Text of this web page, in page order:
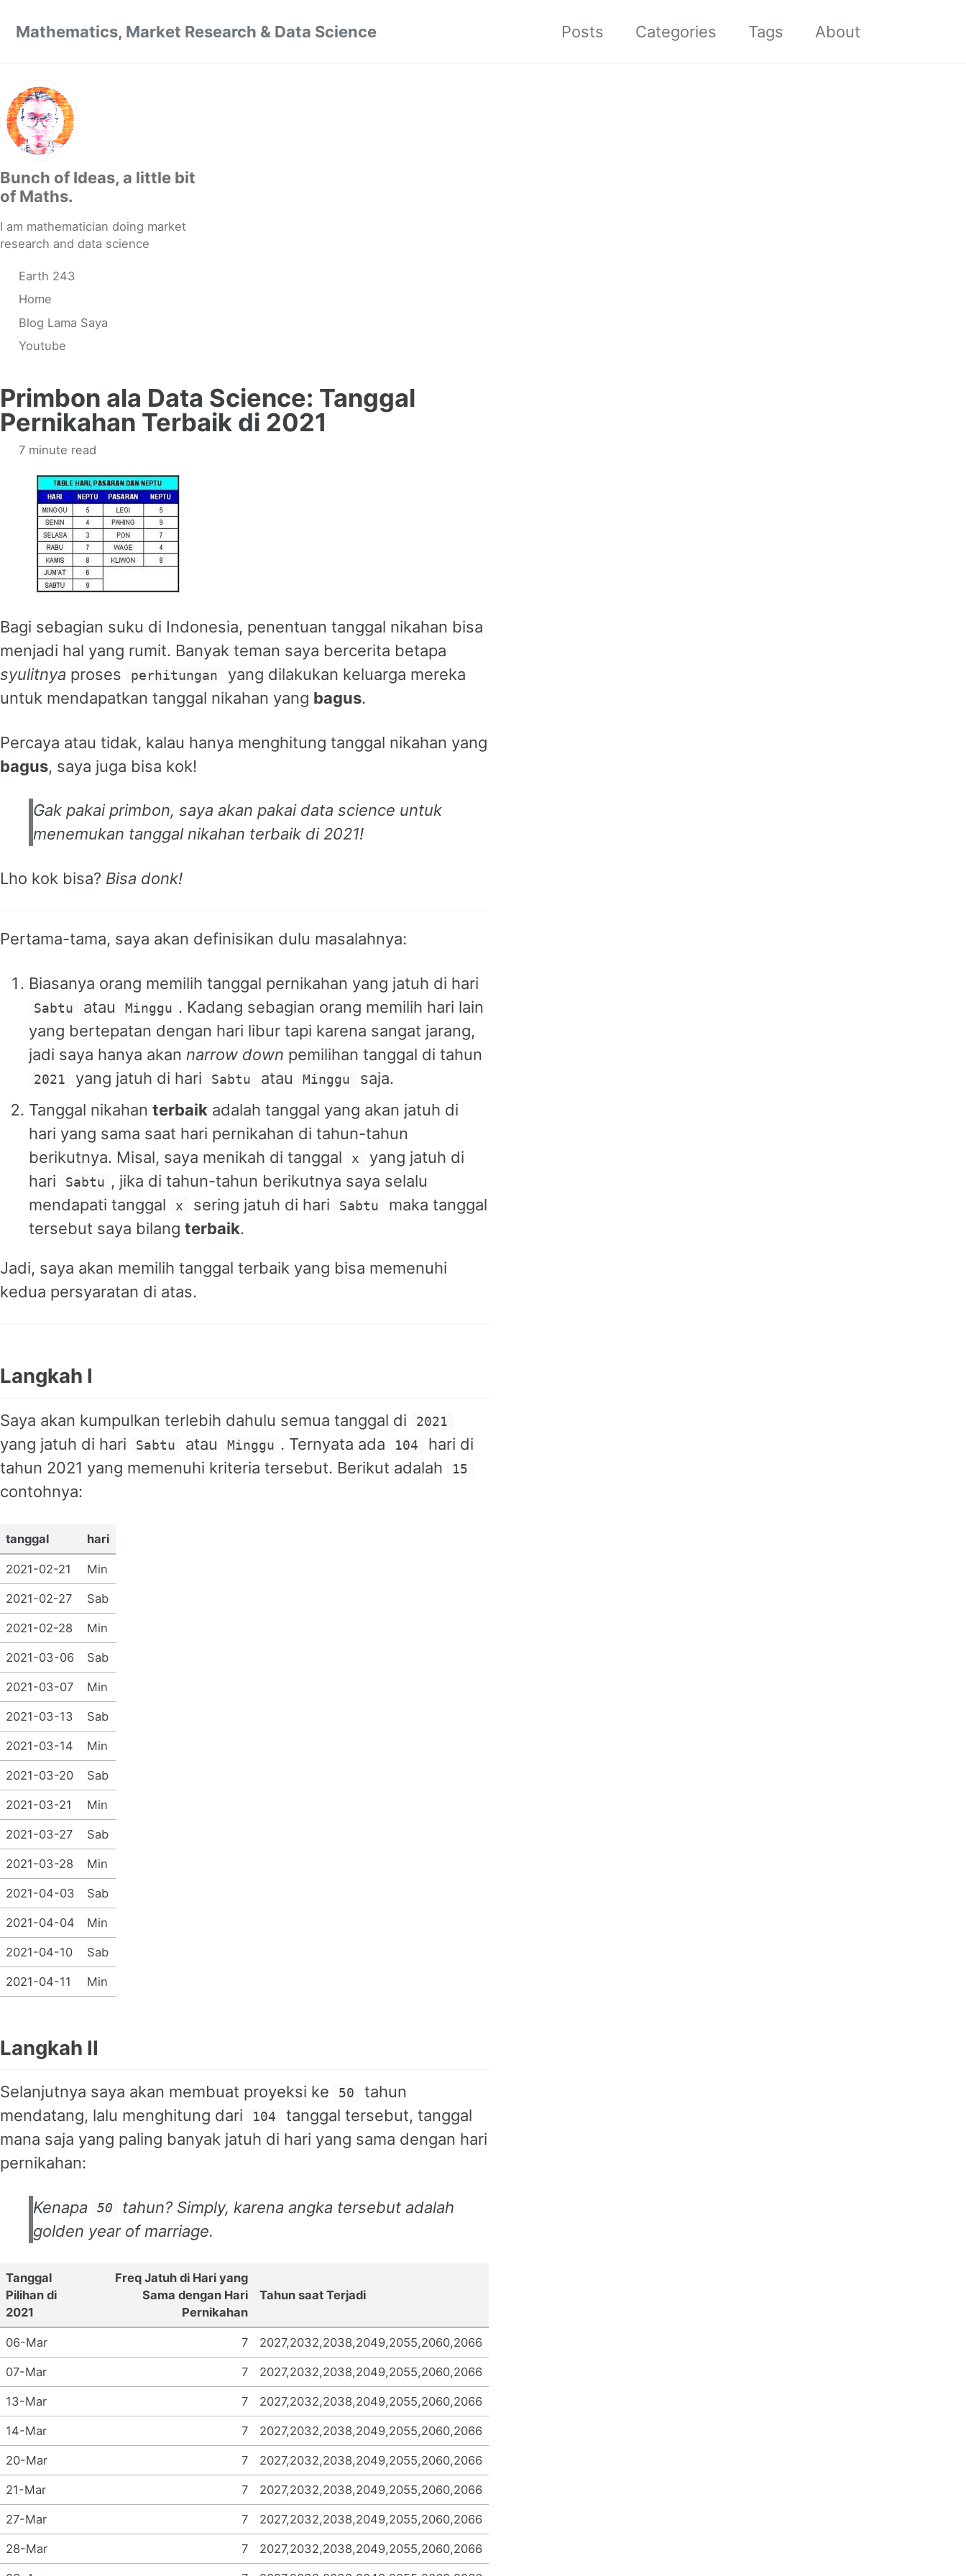
Mathematics, Market Research & Data Science
Posts Categories Tags About
Bunch of Ideas, a little bit
of Maths.
I am mathematician doing market
research and data science
Earth 243
Home
Blog Lama Saya
Youtube
Primbon ala Data Science: Tanggal
Pernikahan Terbaik di 2021
7 minute read
Bagi sebagian suku di Indonesia, penentuan tanggal nikahan bisa
menjadi hal yang rumit. Banyak teman saya bercerita betapa
syulitnya proses perhitungan
yang dilakukan keluarga mereka
untuk mendapatkan tanggal nikahan yang bagus.
Percaya atau tidak, kalau hanya menghitung tanggal nikahan yang
bagus, saya juga bisa kok!
Gak pakai primbon, saya akan pakai data science untuk
menemukan tanggal nikahan terbaik di 2021!
Lho kok bisa? Bisa donk!
Pertama-tama, saya akan definisikan dulu masalahnya:
Biasanya orang memilih tanggal pernikahan yang jatuh di hari
Sabtu atau Minggu . Kadang sebagian orang memilih hari lain
yang bertepatan dengan hari libur tapi karena sangat jarang,
jadi saya hanya akan narrow down pemilihan tanggal di tahun
2021 yang jatuh di hari Sabtu atau Minggu
saja.
Tanggal nikahan terbaik adalah tanggal yang akan jatuh di
hari yang sama saat hari pernikahan di tahun-tahun
berikutnya. Misal, saya menikah di tanggal
x
yang jatuh di
hari
Sabtu , jika di tahun-tahun berikutnya saya selalu
mendapati tanggal
x sering jatuh di hari Sabtu
maka tanggal
tersebut saya bilang terbaik.
Jadi, saya akan memilih tanggal terbaik yang bisa memenuhi
kedua persyaratan di atas.
Langkah I
Saya akan kumpulkan terlebih dahulu semua tanggal di 2021
yang jatuh di hari Sabtu atau Minggu . Ternyata ada 104
hari di
tahun 2021 yang memenuhi kriteria tersebut. Berikut adalah
15
contohnya:
tanggal hari
2021-02-21 Min
2021-02-27 Sab
2021-02-28 Min
2021-03-06 Sab
2021-03-07 Min
2021-03-13 Sab
2021-03-14 Min
2021-03-20 Sab
2021-03-21 Min
2021-03-27 Sab
2021-03-28 Min
2021-04-03 Sab
2021-04-04 Min
2021-04-10 Sab
2021-04-11 Min
Langkah II
Selanjutnya saya akan membuat proyeksi ke 50
tahun
mendatang, lalu menghitung dari
104
tanggal tersebut, tanggal
mana saja yang paling banyak jatuh di hari yang sama dengan hari
pernikahan:
Kenapa 50 tahun? Simply, karena angka tersebut adalah
golden year of marriage.
Tanggal
Pilihan di
2021
Freq Jatuh di Hari yang
Sama dengan Hari
Pernikahan
Tahun saat Terjadi
06-Mar 7 2027,2032,2038,2049,2055,2060,2066
07-Mar 7 2027,2032,2038,2049,2055,2060,2066
13-Mar 7 2027,2032,2038,2049,2055,2060,2066
14-Mar 7 2027,2032,2038,2049,2055,2060,2066
20-Mar 7 2027,2032,2038,2049,2055,2060,2066
21-Mar 7 2027,2032,2038,2049,2055,2060,2066
27-Mar 7 2027,2032,2038,2049,2055,2060,2066
28-Mar 7 2027,2032,2038,2049,2055,2060,2066